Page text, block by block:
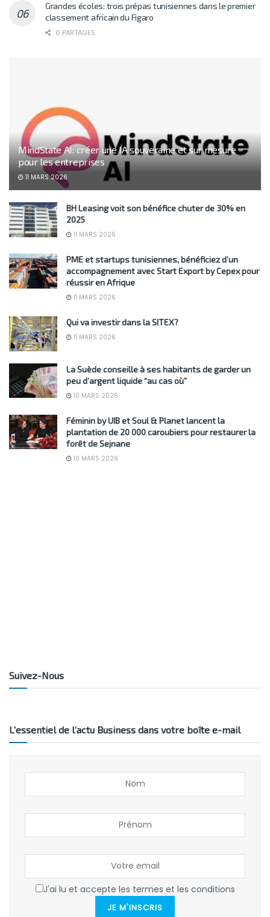
Grandes écoles: trois prépas tunisiennes dans le premier
classement africain du Figaro
0 PARTAGES
MindState AI: créer une IA souveraine et sur mesure
pour les entreprises
11 MARS 2026
BH Leasing voit son bénéfice chuter de 30% en
2025
11 MARS 2026
PME et startups tunisiennes, bénéficiez d’un
accompagnement avec Start Export by Cepex pour
réussir en Afrique
11 MARS 2026
Qui va investir dans la SITEX?
11 MARS 2026
La Suède conseille à ses habitants de garder un
peu d’argent liquide “au cas où”
10 MARS 2026
Féminin by UIB et Soul & Planet lancent la
plantation de 20 000 caroubiers pour restaurer la
forêt de Sejnane
10 MARS 2026
Suivez-Nous
L’essentiel de l’actu Business dans votre boîte e-mail
J'ai lu et accepte les termes et les conditions
JE M'INSCRIS